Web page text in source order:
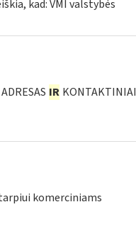
kad: VMI valstybės
IR KONTAKTINIAI
komerciniams